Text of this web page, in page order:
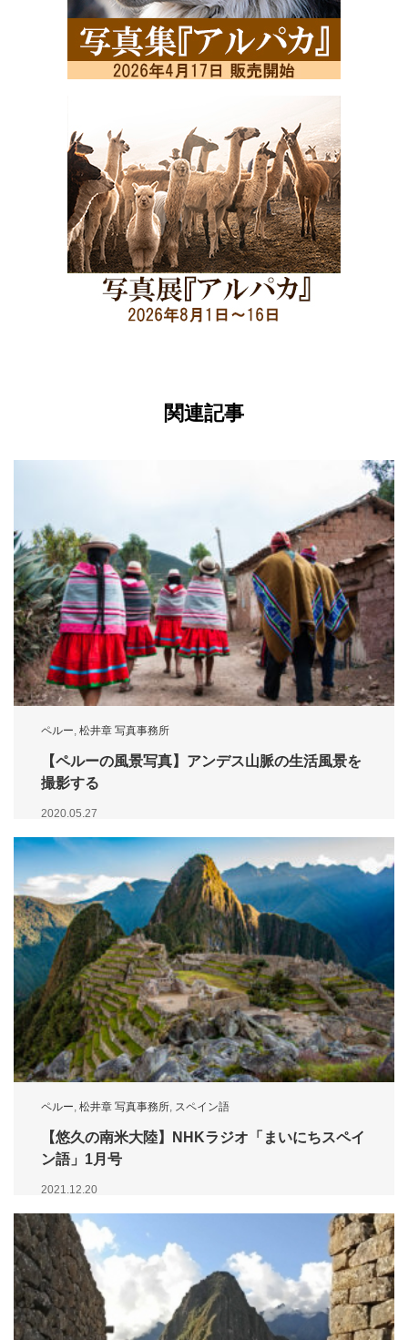
関連記事
ペルー 松井章 写真事務所
【ペルーの風景写真】アンデス山脈の生活風景を
撮影する
2020.05.27
ペルー, 松井章 写真事務所, スペイン語
【悠久の南米大陸】NHKラジオ「まいにちスペイ
ン語」1月号
2021.12.20